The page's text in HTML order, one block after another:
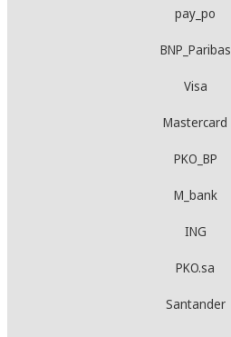
pay_po
BNP_Paribas
Visa
Mastercard
PKO_BP
M_bank
ING
PKO.sa
Santander